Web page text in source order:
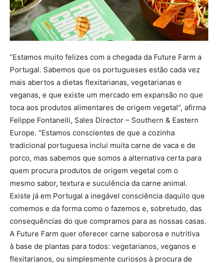
“Estamos muito felizes com a chegada da Future Farm a
Portugal. Sabemos que os portugueses estão cada vez
mais abertos a dietas flexitarianas, vegetarianas e
veganas, e que existe um mercado em expansão no que
toca aos produtos alimentares de origem vegetal”, afirma
Felippe Fontanelli, Sales Director – Southern & Eastern
Europe. “Estamos conscientes de que a cozinha
tradicional portuguesa inclui muita carne de vaca e de
porco, mas sabemos que somos a alternativa certa para
quem procura produtos de origem vegetal com o
mesmo sabor, textura e suculência da carne animal.
Existe já em Portugal a inegável consciência daquilo que
comemos e da forma como o fazemos e, sobretudo, das
consequências do que compramos para as nossas casas.
A Future Farm quer oferecer carne saborosa e nutritiva
à base de plantas para todos: vegetarianos, veganos e
flexitarianos, ou simplesmente curiosos à procura de